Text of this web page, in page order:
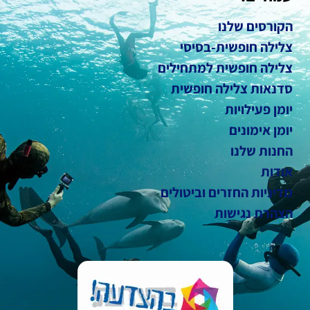
הקורסים שלנו
צלילה חופשית-בסיסי
צלילה חופשית למתחילים
סדנאות צלילה חופשית
יומן פעילויות
יומן אימונים
החנות שלנו
אודות
מדיניות החזרים וביטולים
הצהרת נגישות